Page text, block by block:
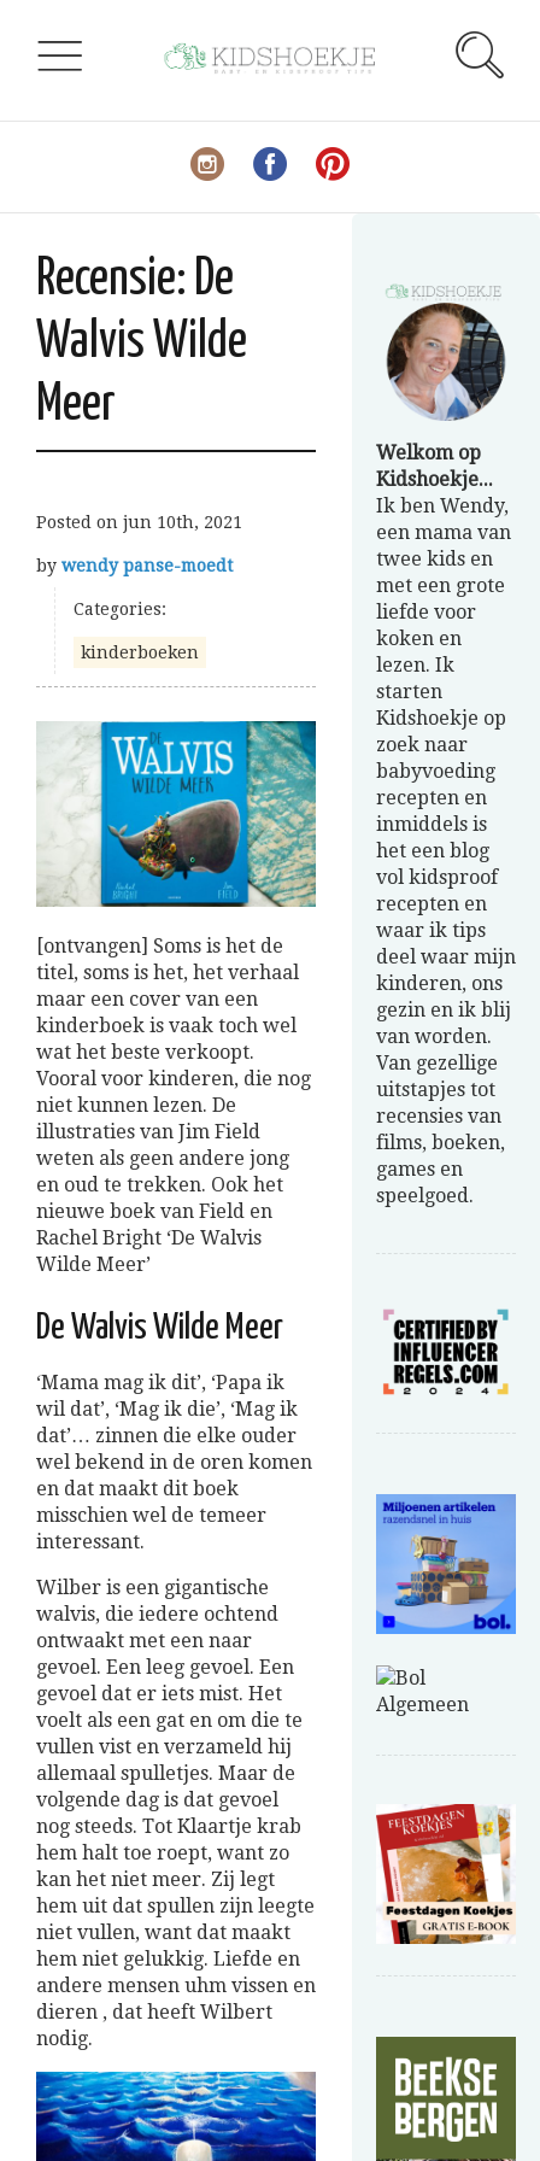
Recensie: De
Walvis Wilde
Meer
Posted on jun 10th, 2021
by wendy panse-moedt
Categories:
kinderboeken
[ontvangen] Soms is het de
titel, soms is het, het verhaal
maar een cover van een
kinderboek is vaak toch wel
wat het beste verkoopt.
Vooral voor kinderen, die nog
niet kunnen lezen. De
illustraties van Jim Field
weten als geen andere jong
en oud te trekken. Ook het
nieuwe boek van Field en
Rachel Bright ‘De Walvis
Wilde Meer’
De Walvis Wilde Meer
‘Mama mag ik dit’, ‘Papa ik
wil dat’, ‘Mag ik die’, ‘Mag ik
dat’… zinnen die elke ouder
wel bekend in de oren komen
en dat maakt dit boek
misschien wel de temeer
interessant.
Wilber is een gigantische
walvis, die iedere ochtend
ontwaakt met een naar
gevoel. Een leeg gevoel. Een
gevoel dat er iets mist. Het
voelt als een gat en om die te
vullen vist en verzameld hij
allemaal spulletjes. Maar de
volgende dag is dat gevoel
nog steeds. Tot Klaartje krab
hem halt toe roept, want zo
kan het niet meer. Zij legt
hem uit dat spullen zijn leegte
niet vullen, want dat maakt
hem niet gelukkig. Liefde en
andere mensen uhm vissen en
dieren , dat heeft Wilbert
nodig.
Welkom op
Kidshoekje...
Ik ben Wendy,
een mama van
twee kids en
met een grote
liefde voor
koken en
lezen. Ik
starten
Kidshoekje op
zoek naar
babyvoeding
recepten en
inmiddels is
het een blog
vol kidsproof
recepten en
waar ik tips
deel waar mijn
kinderen, ons
gezin en ik blij
van worden.
Van gezellige
uitstapjes tot
recensies van
films, boeken,
games en
speelgoed.